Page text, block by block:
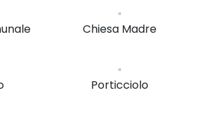
Chiesa Madre
Porticciolo